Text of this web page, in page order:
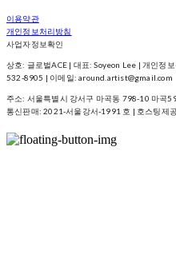
이용약관
개인정보처리방침
사업자정보확인
상호: 글로벌ACE | 대표: Soyeon Lee | 개인정
532-8905 | 이메일: around.artist@gmail.com
주소: 서울특별시 강서구 마곡동 798-10 마곡
통신판매:2021-서울강서-1991 호 | 호스팅제